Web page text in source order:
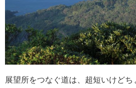
展望所をつなぐ道は、超短いけど